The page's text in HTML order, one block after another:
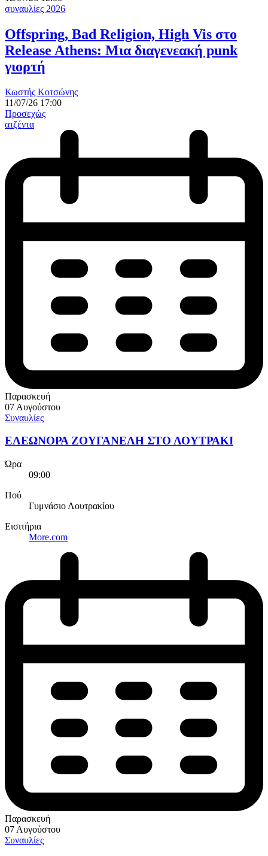
συναυλίες 2026
Offspring, Bad Religion, High Vis στο
Release Athens: Μια διαγενεακή punk
γιορτή
Κωστής Κοτσώνης
11/07/26 17:00
Προσεχώς
ατζέντα
Παρασκευή
07 Αυγούστου
Συναυλίες
ΕΛΕΩΝΟΡΑ ΖΟΥΓΑΝΕΛΗ ΣΤΟ ΛΟΥΤΡΑΚΙ
Ώρα
09:00
Πού
Γυμνάσιο Λουτρακίου
Εισιτήρια
More.com
Παρασκευή
07 Αυγούστου
Συναυλίες